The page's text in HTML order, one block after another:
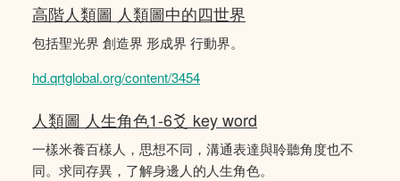
高階人類圖 人類圖中的四世界
包括聖光界 創造界 形成界 行動界。
hd.qrtglobal.org/content/3454
人類圖 人生角色1-6爻 key word
一樣米養百樣人，思想不同，溝通表達與聆聽角度也不
同。求同存異，了解身邊人的人生角色。